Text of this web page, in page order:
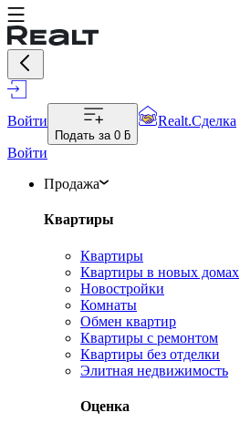
Войти
Подать за 0 ƃ
Realt.Сделка
Войти
Продажа
Квартиры
Квартиры
Квартиры в новых домах
Новостройки
Комнаты
Обмен квартир
Квартиры с ремонтом
Квартиры без отделки
Элитная недвижимость
Оценка